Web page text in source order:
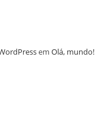
emOlá, mundo!